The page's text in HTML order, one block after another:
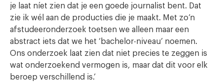
je laat níet zien dat je een goede journalist bent. Dat
zie ik wél aan de producties die je maakt. Met zo’n
afstudeeronderzoek toetsen we alleen maar een
abstract iets dat we het ‘bachelor-niveau’ noemen.
Ons onderzoek laat zien dat niet precies te zeggen is
wat onderzoekend vermogen is, maar dat dit voor elk
beroep verschillend is.’